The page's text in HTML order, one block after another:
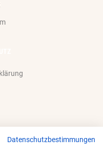
Datenschutzbestimmungen